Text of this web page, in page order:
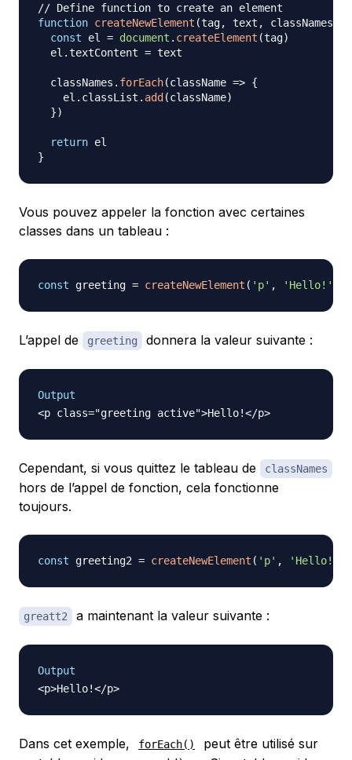
// Define function to create an element
function createNewElement (tag, text , classNames
const el = document . createElement (tag)
  el
.textContent = text
  classNames
. forEach(className => {
    el
. classList . add (className)
})
return
}
Vous pouvez appeler la fonction avec certaines
classes dans un tableau :
const greeting = createNewElement ( 'p' , 'Hello!'
L’appel de greeting donnera la valeur suivante :
Output
Cependant, si vous quittez le tableau de classNames
hors de l’appel de fonction, cela fonctionne
toujours.
const greeting2 = createNewElement ( 'p' , 'Hello!'
greatt2 a maintenant la valeur suivante :
Output
Dans cet exemple, forEach()
peut être utilisé sur